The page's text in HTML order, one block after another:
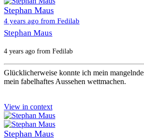
Stephan Maus
4 years ago from Fedilab
Stephan Maus
4 years ago from Fedilab
Glücklicherweise konnte ich mein
mein fabelhaftes Aussehen wettmachen.
View in context
Stephan Maus